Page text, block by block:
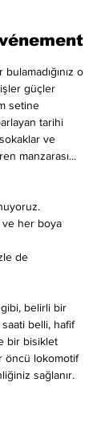
o
güçler
setine
tarihi
sokaklar ve
manzarası...
ve her boya
de
gibi, belirli bir
saati belli, hafif
bir bisiklet
öncü lokomotif
sağlanır.